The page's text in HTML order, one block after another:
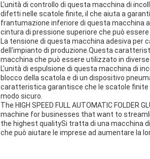
L'unità di controllo di questa macchina di
difetti nelle scatole finite, il che aiuta a
frantumazione inferiore di questa macchina
cintura di pressione superiore che può
La tensione di questa macchina adesiva per
dell'impianto di produzione.Questa
macchina che può essere utilizzato in
L'unità di espulsione di questa macchina di
blocco della scatola e di un dispositivo
caratteristica garantisce che le scatole finite
modo sicuro.
The HIGH SPEED FULL AUTOMATIC FOLDER
machine for businesses that want to
the highest qualitySi tratta di una macchina
che può aiutare le imprese ad aumentare la